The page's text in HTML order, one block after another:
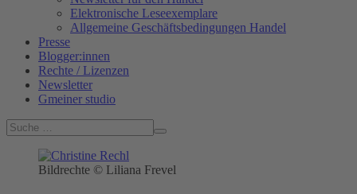
Elektronische Leseexemplare
Allgemeine Geschäftsbedingungen Handel
Presse
Blogger:innen
Rechte / Lizenzen
Newsletter
Gmeiner studio
Bildrechte © Liliana Frevel